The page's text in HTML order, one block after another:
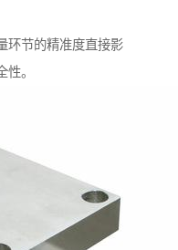
环节的精准度直接影
。